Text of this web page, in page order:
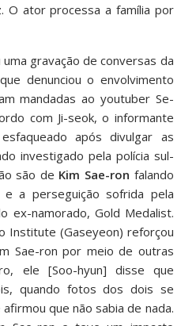
O ator processa a família por
gravação de conversas da
denunciou o envolvimento
mandadas ao youtuber Se-
com Ji-seok, o informante
após divulgar as
investigado pela polícia sul-
são de Kim Sae-ron falando
a perseguição sofrida pela
ex-namorado, Gold Medalist.
Institute (Gaseyeon) reforçou
Sae-ron por meio de outras
ele [Soo-hyun] disse que
quando fotos dos dois se
que não sabia de nada.